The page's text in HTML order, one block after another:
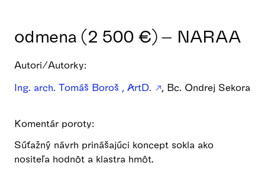
odmena (2 500 €) – NARAA
Autori/Autorky:
Ing. arch. Tomáš Boroš , ArtD.
, Bc. Ondrej Sekora
Komentár poroty:
Súťažný návrh prinášajúci koncept sokla ako
nositeľa hodnôt a klastra hmôt.